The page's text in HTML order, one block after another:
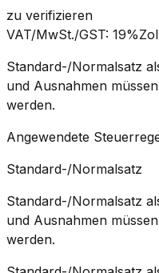
zu verifizieren
VAT/MwSt./GST: 19%
Standard-/Normalsatz
und Ausnahmen
werden.
Angewendete
Standard-/Normalsatz
Standard-/Normalsatz
und Ausnahmen
werden.